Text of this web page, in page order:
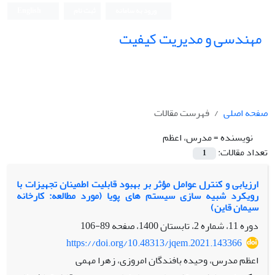
مهندسی و مدیریت کیفیت
صفحه اصلی
فهرست مقالات
نویسنده =مدرس، اعظم
تعداد مقالات:
1
ارزیابی و کنترل عوامل مؤثر بر بهبود قابلیت اطمینان تجهیزات با
رویکرد شبیه سازی سیستم های پویا (مورد مطالعه: کارخانه
سیمان قاین)
دوره 11، شماره 2، تابستان 1400، صفحه
89-106
https://doi.org/10.48313/jqem.2021.143366
اعظم مدرس، وحیده بافندگان امروزی، زهرا مهمی